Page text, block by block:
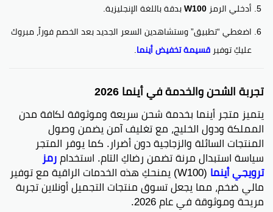
أدخلي الرمزW100بدقة باللغة الإنجليزية.
اضغطي “تطبيق” وستشاهدين السعر الجديد بعد الخصم فوراً، مبروك
عليكِ توفيرقسيمة تخفيض أينما.
تجربة الشحن والخدمة في أينما 2026
يتميز متجر أينما بخدمة شحن سريعة وموثوقة لكافة مدن
المملكة ودول الخليج، مع تغليف آمن يضمن وصول
المنتجات السائلة والزجاجية دون أضرار. كما يوفر المتجر
سياسة استبدال مرنة تضمن رضاكِ التام. استخدامرمز
ترويجي أينما (W100) يمنحكِ هذه الخدمات الراقية مع توفير
مالي ضخم، مما يجعل تسوق منتجات التجميل أونلاين تجربة
مريحة وموثوقة في عام 2026.